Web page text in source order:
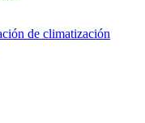
de climatización